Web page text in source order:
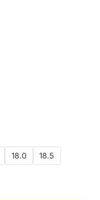
18.0 18.5